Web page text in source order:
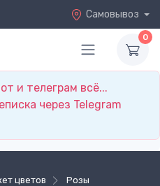
Самовывоз
0
и телеграм всё...
через Telegram
цветов Розы